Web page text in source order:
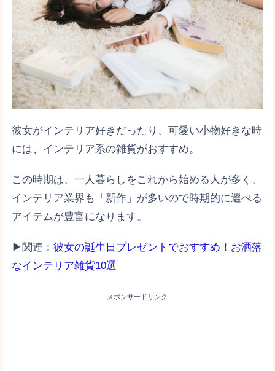
彼女がインテリア好きだったり、可愛い小物好きな時
には、インテリア系の雑貨がおすすめ。
この時期は、一人暮らしをこれから始める人が多く、
インテリア業界も「新作」が多いので時期的に選べる
アイテムが豊富になります。
▶関連：彼女の誕生日プレゼントでおすすめ！お洒落
なインテリア雑貨10選
スポンサードリンク